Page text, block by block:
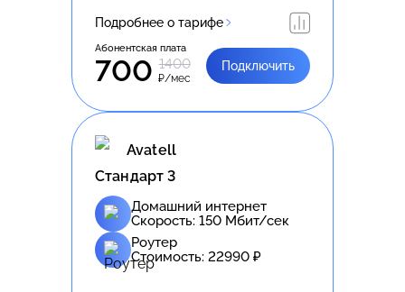
Подробнее о тарифе
Абонентская плата
700 1400
₽/мес
Подключить
Avatell
Стандарт 3
Домашний интернет
Скорость: 150 Мбит/сек
Роутер
Стоимость: 22990 ₽